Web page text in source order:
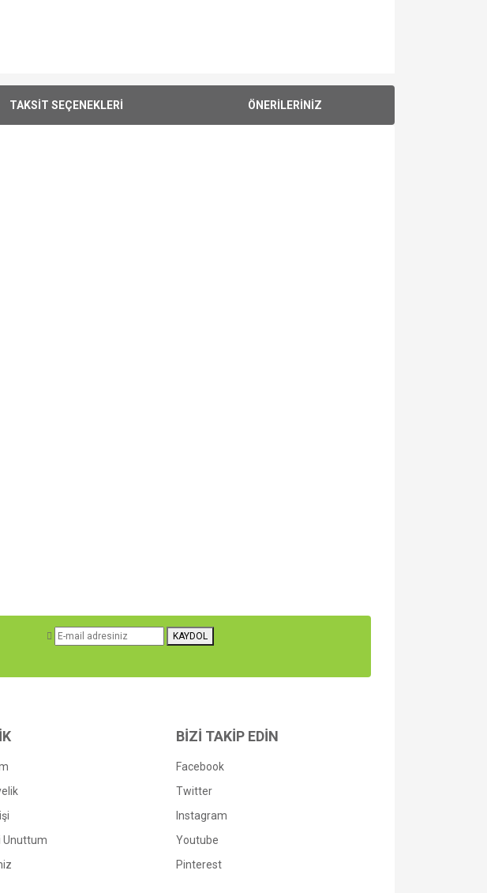
TAKSİT SEÇENEKLERİ ÖNERİLERİNİZ
formunu kullanarak tarafımıza iletebilirsiniz.
KAYDOL
Unuttum
BİZİ TAKİP EDİN
Facebook
Twitter
Instagram
Youtube
Pinterest